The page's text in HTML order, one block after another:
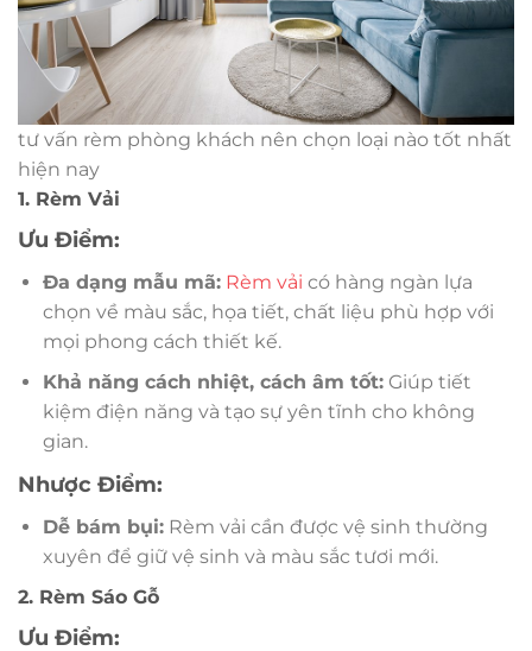
tư vấn rèm phòng khách nên chọn loại nào tốt nhất
hiện nay
1. Rèm Vải
Ưu Điểm:
Đa dạng mẫu mã: Rèm vải có hàng ngàn lựa
chọn về màu sắc, họa tiết, chất liệu phù hợp với
mọi phong cách thiết kế.
Khả năng cách nhiệt, cách âm tốt:Giúp tiết
kiệm điện năng và tạo sự yên tĩnh cho không
gian.
Nhược Điểm:
Dễ bám bụi:Rèm vải cần được vệ sinh thường
xuyên để giữ vệ sinh và màu sắc tươi mới.
2. Rèm Sáo Gỗ
Ưu Điểm: